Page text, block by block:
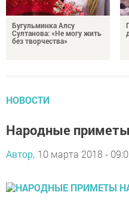
Бугульминка Алсу
Султанова: «Не могу жить
без творчества»
НОВОСТИ
Народные
Автор, 10 марта 2018 -